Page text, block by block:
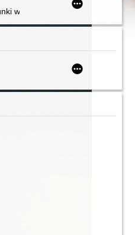
w opiece nad dzieckiem :
dysfazją dziecięcą lub